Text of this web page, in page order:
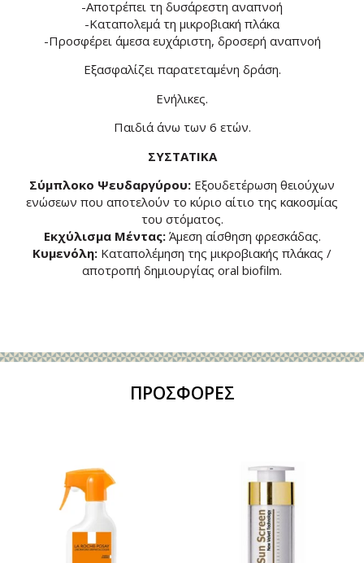
-Αποτρέπει τη δυσάρεστη αναπνοή
-Καταπολεμά τη μικροβιακή πλάκα
-Προσφέρει άμεσα ευχάριστη, δροσερή αναπνοή
Εξασφαλίζει παρατεταμένη δράση.
Ενήλικες.
Παιδιά άνω των 6 ετών.
ΣΥΣΤΑΤΙΚΑ
Σύμπλοκο Ψευδαργύρου: Eξουδετέρωση θειούχων
ενώσεων που αποτελούν το κύριο αίτιο της κακοσμίας
του στόματος.
Εκχύλισμα Μέντας:Άμεση αίσθηση φρεσκάδας.
Κυμενόλη: Καταπολέμηση της μικροβιακής πλάκας /
αποτροπή δημιουργίας oral biofilm.
ΠΡΟΣΦΟΡΕΣ